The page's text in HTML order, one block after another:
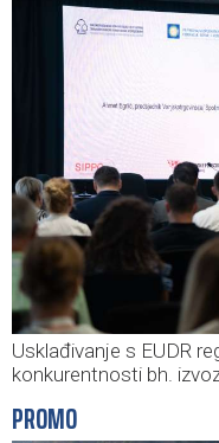
Usklađivanje s EUDR
konkurentnosti bh.
PROMO